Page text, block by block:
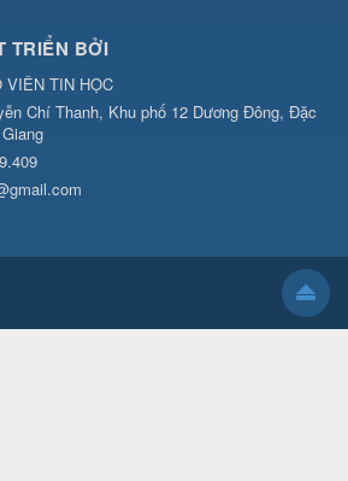
TRIỂN BỞI
VIÊN TIN HỌC
Chí Thanh, Khu phố 12 Dương Đông, Đặc